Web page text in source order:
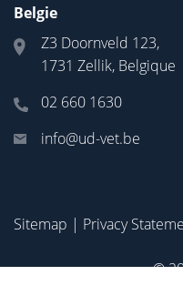
Belgie
Z3 Doornveld 123,
1731 Zellik, Belgique
02 660 1630
info@ud-vet.be
Sitemap | Privacy
©